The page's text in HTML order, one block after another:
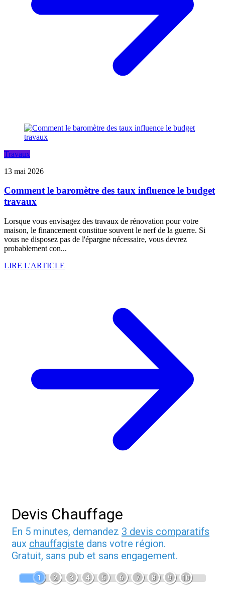
Travaux
13 mai 2026
Comment le baromètre des taux influence le budget
travaux
Lorsque vous envisagez des travaux de rénovation pour votre
maison, le financement constitue souvent le nerf de la guerre. Si
vous ne disposez pas de l'épargne nécessaire, vous devrez
probablement con...
LIRE L'ARTICLE
Devis Chauffage
En 5 minutes, demandez 3 devis comparatifs
aux chauffagiste dans votre région.
Gratuit, sans pub et sans engagement.
1 2 3 4 5 6 7 8 9 10